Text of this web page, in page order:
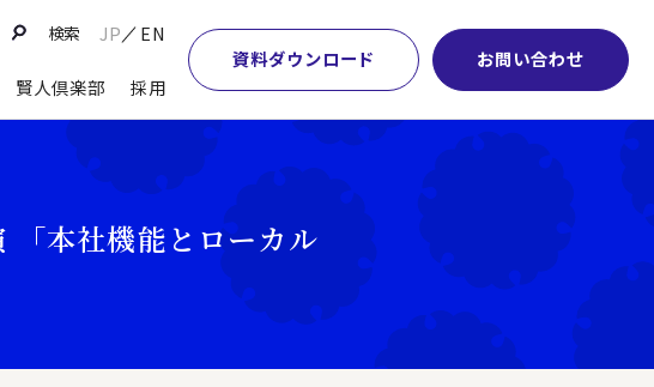
検索 JP EN
賢人倶楽部 採用
資料ダウンロード お問い合わせ
TOP
改革
本社・間接業務改革
サプライチェーンマネジメント
物流改革
ヒューマンリソースマネジメント
ビジネスプロセスアウトソーシング
ブ
営業・マーケティング
設計・開発・生産・調達
【特集】会計システム刷新
学術顧問紹介
DE&I推進の取り組み
グループ会社
グローバルネットワーク
「本社機能とローカル